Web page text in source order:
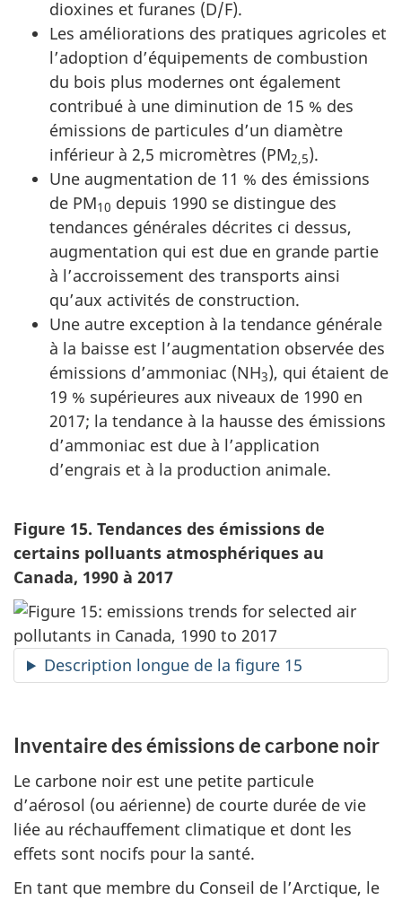
dioxines et furanes (D/F).
Les améliorations des pratiques agricoles et
l’adoption d’équipements de combustion
du bois plus modernes ont également
contribué à une diminution de 15 % des
émissions de particules d’un diamètre
inférieur à 2,5 micromètres (PM2,5).
Une augmentation de 11 % des émissions
de PM10 depuis 1990 se distingue des
tendances générales décrites ci dessus,
augmentation qui est due en grande partie
à l’accroissement des transports ainsi
qu’aux activités de construction.
Une autre exception à la tendance générale
à la baisse est l’augmentation observée des
émissions d’ammoniac (NH3), qui étaient de
19 % supérieures aux niveaux de 1990 en
2017; la tendance à la hausse des émissions
d’ammoniac est due à l’application
d’engrais et à la production animale.
Figure 15. Tendances des émissions de
certains polluants atmosphériques au
Canada, 1990 à 2017
Description longue de la figure 15
Inventaire des émissions de carbone noir
Le carbone noir est une petite particule
d’aérosol (ou aérienne) de courte durée de vie
liée au réchauffement climatique et dont les
effets sont nocifs pour la santé.
En tant que membre du Conseil de l’Arctique, le